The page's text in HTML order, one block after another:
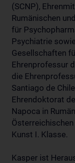
(SCNP),
Rumänischen
für
Psychiatrie
Gesellschaften
Ehrenprofessur
die
Santiago de
Ehrendoktorat
Napoca in
Kunst I. Klasse.
Kasper ist